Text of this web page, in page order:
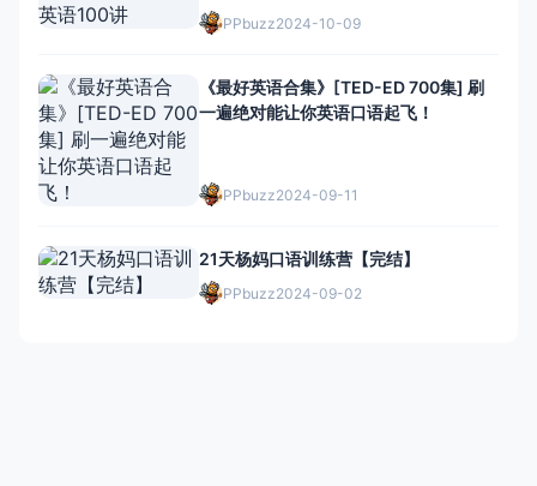
PPbuzz2024-10-09
《最好英语合集》[TED-ED 700集] 刷
一遍绝对能让你英语口语起飞！
PPbuzz2024-09-11
21天杨妈口语训练营【完结】
PPbuzz2024-09-02